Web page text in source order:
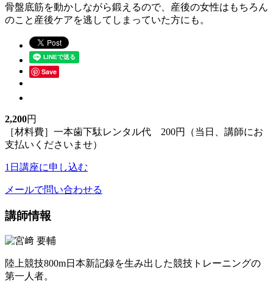
骨盤底筋を動かしながら鍛えるので、産後の女性はもちろん
のこと産後ケアを逃してしまっていた方にも。
Save
2,200円
［材料費］一本歯下駄レンタル代 200円（当日、講師にお
支払いくださいませ）
1日講座に申し込む
メールで問い合わせる
講師情報
陸上競技800m日本新記録を生み出した競技トレーニングの
第一人者。